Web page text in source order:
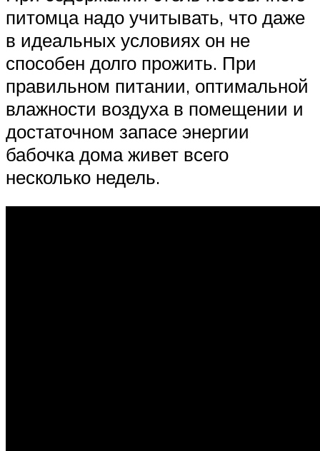
питомца надо учитывать, что даже
в идеальных условиях он не
способен долго прожить. При
правильном питании, оптимальной
влажности воздуха в помещении и
достаточном запасе энергии
бабочка дома живет всего
несколько недель.